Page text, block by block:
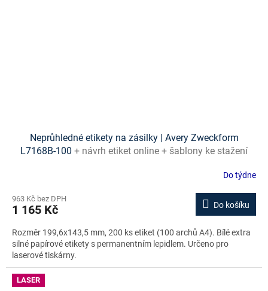
Neprůhledné etikety na zásilky | Avery Zweckform
L7168B-100 + návrh etiket online + šablony ke stažení
Do týdne
963 Kč bez DPH
1 165 Kč Do košíku
Rozměr 199,6x143,5 mm, 200 ks etiket (100 archů A4). Bílé extra
silné papírové etikety s permanentním lepidlem. Určeno pro
laserové tiskárny.
LASER